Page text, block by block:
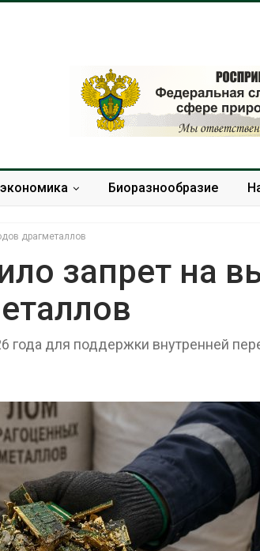
Биоразнообразие
драгметаллов
запрет на
года для поддержки внутренней
Солнечные панели над
каналами позволяют
вырабатывать энергию и
Дождевая вода с крыш
может помочь городам
переживать жару
Авг 7, 2026
Минприроды
потребовало ускорить
строительство мусорных
объектов и уборку
площадок